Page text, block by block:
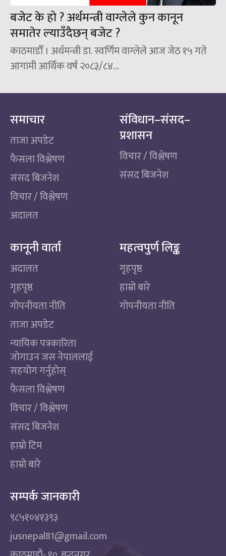
बजेट के हो ? अर्थमन्त्री वाग्लेले कुन कानून
समातेर ल्याउँदैछन्‌ बजेट ?
काठमाडौँ । अर्थमन्त्री डा. स्वर्णिम वाग्लेले आज जेठ १५ गते
आगामी आर्थिक वर्ष २०८३/८४...
समाचार
ताजा अपडेट
फैसला विश्लेषण
संसद बिजनेश
विचार / विश्लेषण
अदालत
संविधान–संसद–
प्रशासन
विचार / विश्लेषण
संसद बिजनेश
कानूनी वार्ता
अदालत
गृहपृष्ठ
गोपनीयता नीति
ताजा अपडेट
न्यायिक पत्रकारिता
जोगाउन जस नेपाललाई
सहयोग गर्नुहोस्
फैसला विश्लेषण
विचार / विश्लेषण
संसद बिजनेश
हाम्रो टिम
हाम्रो बारे
महत्वपुर्ण लिङ्क
गृहपृष्ठ
हाम्रो बारे
गोपनीयता नीति
सम्पर्क जानकारी
९८५१०४१३९३
jusnepal81@gmail.com